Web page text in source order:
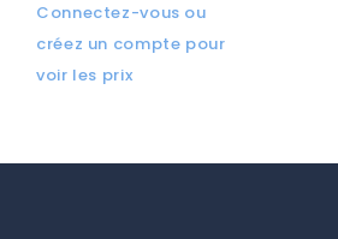
Connectez-vous ou
créez un compte pour
voir les prix